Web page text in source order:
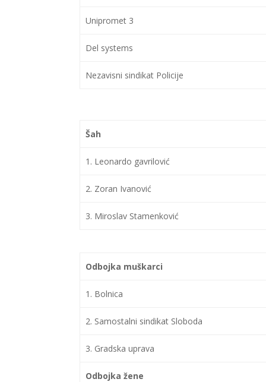
Unipromet 3
Del systems
Nezavisni sindikat Policije
Šah
1. Leonardo gavrilović
2. Zoran Ivanović
3. Miroslav Stamenković
Odbojka muškarci
1. Bolnica
2. Samostalni sindikat Sloboda
3. Gradska uprava
Odbojka žene